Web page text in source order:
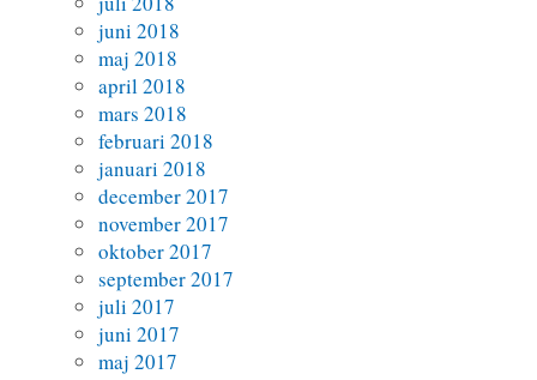
juni 2018
maj 2018
april 2018
mars 2018
februari 2018
januari 2018
december 2017
november 2017
oktober 2017
september 2017
juli 2017
juni 2017
maj 2017